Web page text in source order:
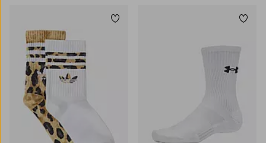
Tilføj til favoritter
37-3940-42